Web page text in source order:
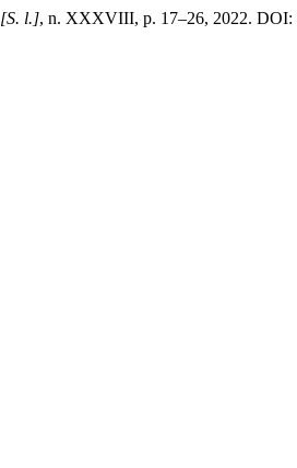
[S. l.], n. XXXVIII, p. 17–26, 2022. DOI: